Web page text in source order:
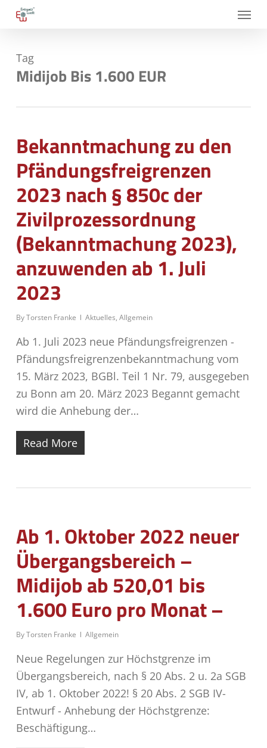
Skip
content
Menu
Tag
Midijob Bis 1.600 EUR
Bekanntmachung zu den
Pfändungsfreigrenzen
2023 nach § 850c der
Zivilprozessordnung
(Bekanntmachung 2023),
anzuwenden ab 1. Juli
2023
ByTorsten Franke Aktuelles, Allgemein
Ab 1. Juli 2023 neue Pfändungsfreigrenzen -
Pfändungsfreigrenzenbekanntmachung vom
15. März 2023, BGBl. Teil 1 Nr. 79, ausgegeben
zu Bonn am 20. März 2023 Begannt gemacht
wird die Anhebung der…
Read More
Ab 1. Oktober 2022 neuer
Übergangsbereich –
Midijob ab 520,01 bis
1.600 Euro pro Monat –
ByTorsten Franke Allgemein
Neue Regelungen zur Höchstgrenze im
Übergangsbereich, nach § 20 Abs. 2 u. 2a SGB
IV, ab 1. Oktober 2022! § 20 Abs. 2 SGB IV-
Entwurf - Anhebung der Höchstgrenze:
Beschäftigung…